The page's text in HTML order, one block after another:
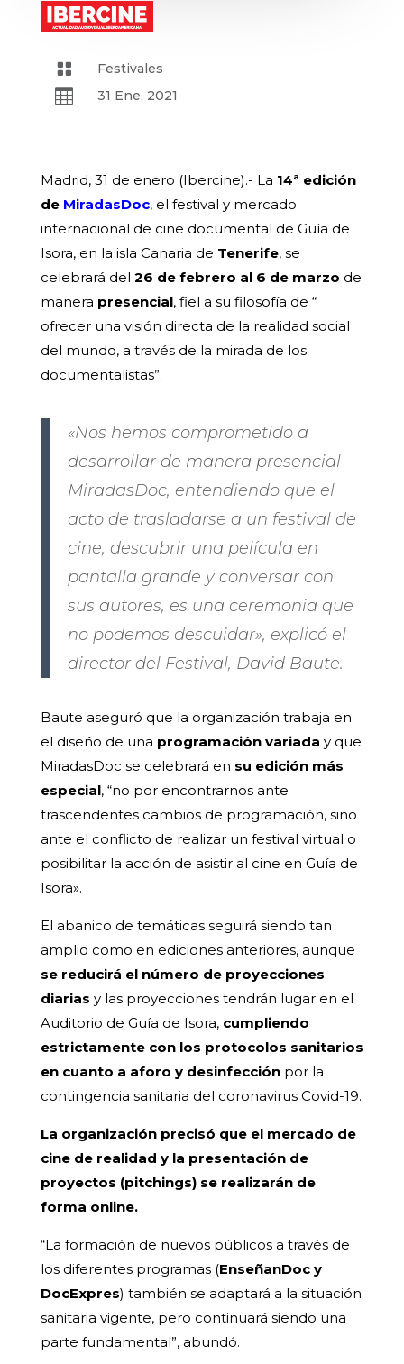
 Festivales
 31 Ene, 2021
Madrid, 31 de enero (Ibercine).- La 14ª edición
de MiradasDoc, el festival y mercado
internacional de cine documental de Guía de
Isora, en la isla Canaria de Tenerife, se
celebrará del 26 de febrero al 6 de marzo de
manera presencial, fiel a su filosofía de “
ofrecer una visión directa de la realidad social
del mundo, a través de la mirada de los
documentalistas”.
«Nos hemos comprometido a
desarrollar de manera presencial
MiradasDoc, entendiendo que el
acto de trasladarse a un festival de
cine, descubrir una película en
pantalla grande y conversar con
sus autores, es una ceremonia que
no podemos descuidar», explicó el
director del Festival, David Baute.
Baute aseguró que la organización trabaja en
el diseño de una programación variada y que
MiradasDoc se celebrará en su edición más
especial, “no por encontrarnos ante
trascendentes cambios de programación, sino
ante el conflicto de realizar un festival virtual o
posibilitar la acción de asistir al cine en Guía de
Isora».
El abanico de temáticas seguirá siendo tan
amplio como en ediciones anteriores, aunque
se reducirá el número de proyecciones
diarias y las proyecciones tendrán lugar en el
Auditorio de Guía de Isora, cumpliendo
estrictamente con los protocolos sanitarios
en cuanto a aforo y desinfecciónpor la
contingencia sanitaria del coronavirus Covid-19.
La organización precisó que el mercado de
cine de realidad y la presentación de
proyectos (pitchings) se realizarán de
forma online.
“La formación de nuevos públicos a través de
los diferentes programas (EnseñanDoc y
DocExpres) también se adaptará a la situación
sanitaria vigente, pero continuará siendo una
parte fundamental”, abundó.